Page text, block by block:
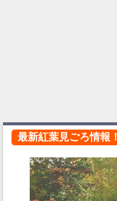
最新紅葉見ごろ情報！